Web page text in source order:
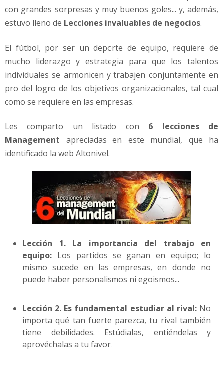
n
i
l
con grandes sorpresas y muy buenos goles... y, además,
estuvo lleno de Lecciones invaluables de negocios.
El fútbol, por ser un deporte de equipo, requiere de
mucho liderazgo y estrategia para que los talentos
individuales se armonicen y trabajen conjuntamente en
pro del logro de los objetivos organizacionales, tal cual
como se requiere en las empresas.
Les comparto un listado con 6 lecciones de
Management apreciadas en este mundial, que ha
identificado la web Altonivel.
Lección 1. La importancia del trabajo en
equipo: Los partidos se ganan en equipo; lo
mismo sucede en las empresas, en donde no
puede haber personalismos ni egoismos...
Lección 2. Es fundamental estudiar al rival:No
importa qué tan fuerte parezca, tu rival también
tiene debilidades. Estúdialas, entiéndelas y
aprovéchalas a tu favor.